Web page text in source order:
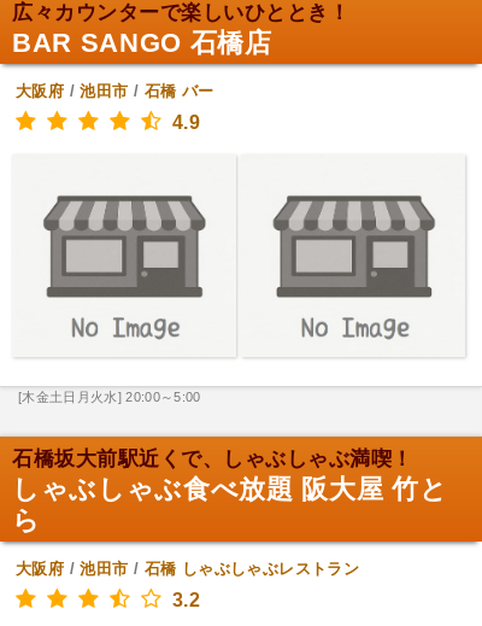
広々カウンターで楽しいひととき！
BAR SANGO 石橋店
大阪府 /池田市 / 石橋 バー
4.9
[木金土日月火水] 20:00～5:00
石橋坂大前駅近くで、しゃぶしゃぶ満喫！
しゃぶしゃぶ食べ放題 阪大屋 竹と
ら
大阪府 /池田市 / 石橋 しゃぶしゃぶレストラン
3.2